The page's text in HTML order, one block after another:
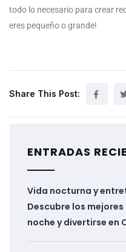
todo lo necesario para crear
eres pequeño o grande!
Share This Post:
ENTRADAS
Vida nocturna y
Descubre los
noche y divertirse en